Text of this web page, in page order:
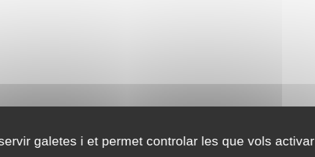
galetes i et permet controlar les que vols activar